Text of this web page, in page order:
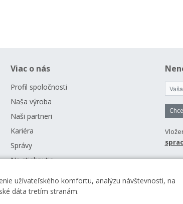
Viac o nás
Profil spoločnosti
Naša výroba
Naši partneri
Kariéra
Správy
Na stiahnutie
užívateľského komfortu, analýzu návštevnosti, na
dáta tretím stranám.